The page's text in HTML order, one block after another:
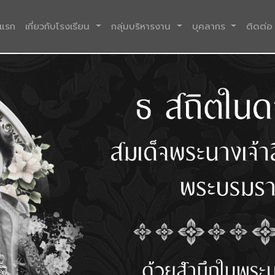
รก (current)
เกี่ยวกับโรงเรียน กลุ่มบริหารงาน บุคลากร ติดต่อ